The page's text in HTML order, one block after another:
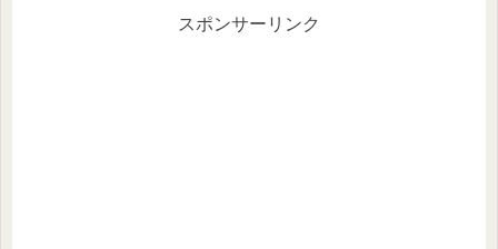
スポンサーリンク